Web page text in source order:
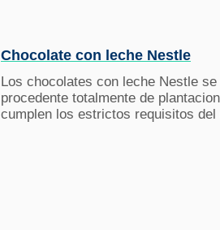
Chocolate con leche Nestle
Los chocolates con leche Nestle
procedente totalmente de
cumplen los estrictos requisitos del